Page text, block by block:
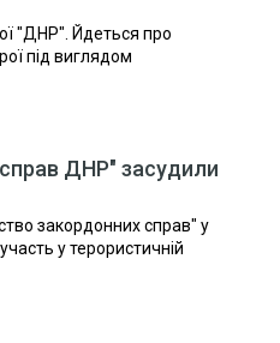
"ДНР". Йдеться про
під виглядом
ДНР" засудили
закордонних справ" у
у терористичній